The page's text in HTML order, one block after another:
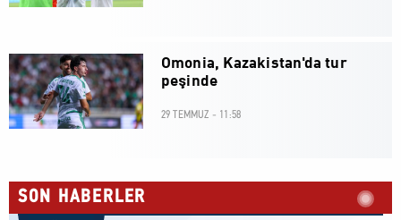
Omonia, Kazakistan'da tur
peşinde
29 TEMMUZ - 11:58
SON HABERLER